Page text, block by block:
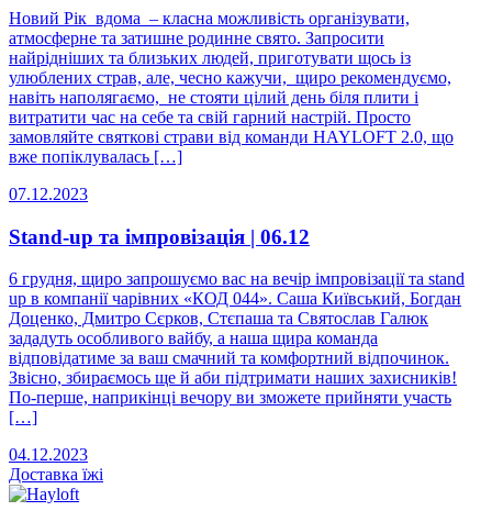
Новий Рік вдома – класна можливість організувати,
атмосферне та затишне родинне свято. Запросити
найрідніших та близьких людей, приготувати щось із
улюблених страв, але, чесно кажучи, щиро рекомендуємо,
навіть наполягаємо, не стояти цілий день біля плити і
витратити час на себе та свій гарний настрій. Просто
замовляйте святкові страви від команди HAYLOFT 2.0, що
вже попіклувалась […]
07.12.2023
Stand-up та імпровізація | 06.12
6 грудня, щиро запрошуємо вас на вечір імпровізації та stand
up в компанії чарівних «КОД 044». Саша Київський, Богдан
Доценко, Дмитро Сєрков, Стєпаша та Святослав Галюк
зададуть особливого вайбу, а наша щира команда
відповідатиме за ваш смачний та комфортний відпочинок.
Звісно, збираємось ще й аби підтримати наших захисників!
По-перше, наприкінці вечору ви зможете прийняти участь
[…]
04.12.2023
Доставка їжі